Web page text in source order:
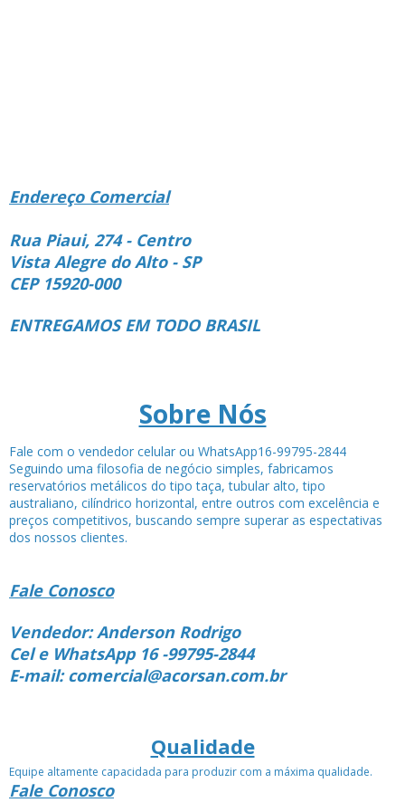
Endereço Comercial
Rua Piaui, 274 - Centro
Vista Alegre do Alto - SP
CEP 15920-000
ENTREGAMOS EM TODO BRASIL
Sobre Nós
Fale com o vendedor celular ou WhatsApp16-99795-2844
Seguindo uma filosofia de negócio simples, fabricamos
reservatórios metálicos do tipo taça, tubular alto, tipo
australiano, cilíndrico horizontal, entre outros com excelência e
preços competitivos, buscando sempre superar as espectativas
dos nossos clientes.
Fale Conosco
Vendedor: Anderson Rodrigo
Cel e WhatsApp 16 -99795-2844
E-mail: comercial@acorsan.com.br
Qualidade
Equipe altamente capacidada para produzir com a máxima qualidade.
Fale Conosco